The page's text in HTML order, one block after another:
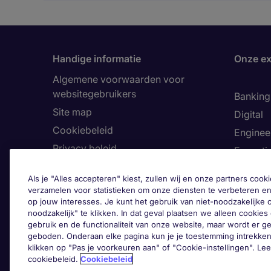
Handige informatie
Algemene voorwaarden voor
websitegebruikers
Site map
Cookiebeleid
Privacy beleid
Toegankelijkheid
Ons Klokkenluiderskanaal
Onze
Digital
Human
Legal
Als je "Alles accepteren" kiest, zullen wij en onze partners
verzamelen voor statistieken om onze diensten te verbeteren
op jouw interesses. Je kunt het gebruik van niet-noodzakelijke
noodzakelijk" te klikken. In dat geval plaatsen we alleen
gebruik en de functionaliteit van onze website, maar wordt er
geboden. Onderaan elke pagina kun je je toestemming
klikken op "Pas je voorkeuren aan" of "Cookie-instellingen".
cookiebeleid. Cookiebeleid